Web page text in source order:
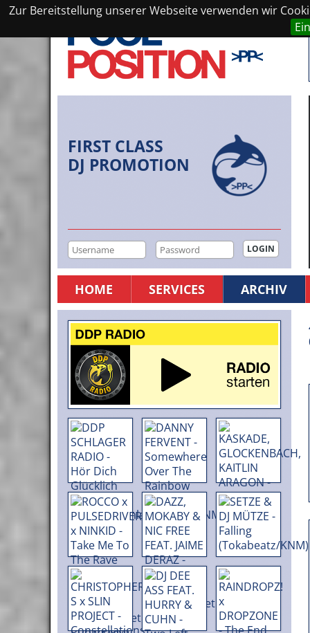
Zur Bereitstellung unserer Webseite verwenden wir
FIRST CLASS
DJ PROMOTION
HOME SERVICES ARCHIV